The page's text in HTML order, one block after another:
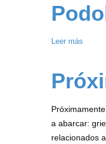
Leer más
a abarcar:
relacionados